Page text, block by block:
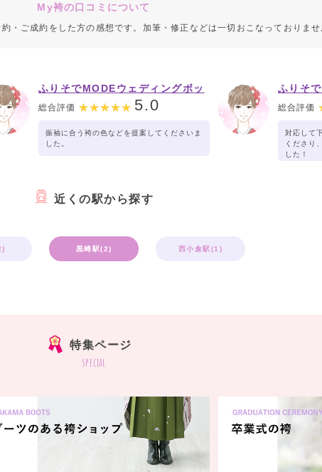
My袴の口コミについて
・ご成約をした方の感想です。加筆・修正などは一切おこなっておりませ
ふりそでMODEウェディングボッ
クス イオンタウン黒崎店
総合評価 5.0
振袖に合う袴の色などを提案してくださいま
した。
ふりそ
クス イ
総合評価
対応して
くださり
した！
近くの駅から探す
黒崎駅(2) 西小倉駅(1)
特集ページ
special